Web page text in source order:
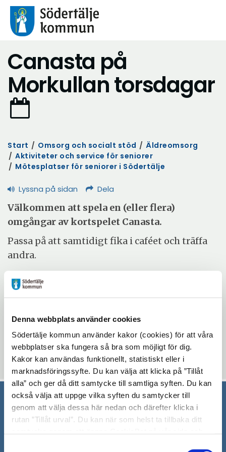
Denna webbplats använder cookies
Södertälje kommun använder kakor (cookies) för att våra
webbplatser ska fungera så bra som möjligt för dig.
Kakor kan användas funktionellt, statistiskt eller i
marknadsföringssyfte. Du kan välja att klicka på ”Tillåt
alla” och ger då ditt samtycke till samtliga syften. Du kan
också välja att uppge vilka syften du samtycker till
genom att välja dessa här nedan och därefter klicka i
rutan ”Tillåt urval”. Du kan när som helst ta tillbaka ditt
Canasta på
Morkullan torsdagar
Start / Omsorg och socialt stöd / Äldreomsorg
/ Aktiviteter och service för seniorer
/ Mötesplatser för seniorer i Södertälje
Lyssna på sidan Dela
Välkommen att spela en (eller flera)
omgångar av kortspelet Canasta.
Passa på att samtidigt fika i caféet och träffa
andra.
Evenemangsinformation
torsdag 3 september 2026 - torsdag 17 december
2026
12:00 - 15:00
Södertälje kommun
151 89 Södertälje